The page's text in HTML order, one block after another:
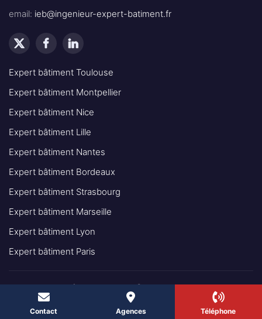
email: ieb@ingenieur-expert-batiment.fr
Expert bâtiment Toulouse
Expert bâtiment Montpellier
Expert bâtiment Nice
Expert bâtiment Lille
Expert bâtiment Nantes
Expert bâtiment Bordeaux
Expert bâtiment Strasbourg
Expert bâtiment Marseille
Expert bâtiment Lyon
Expert bâtiment Paris
© 2025 - INGÉNIEUR EXPERT BÂTIMENT IEB TOUS DROITS
RÉSERVÉS
Contact Agences Téléphone